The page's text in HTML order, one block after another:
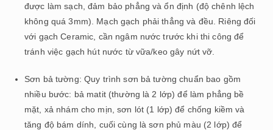
được làm sạch, đảm bảo phẳng và ổn định (độ chênh lệch
không quá 3mm). Mạch gạch phải thẳng và đều. Riêng đối
với gạch Ceramic, cần ngâm nước trước khi thi công để
tránh việc gạch hút nước từ vữa/keo gây nứt vỡ.
Sơn bả tường: Quy trình sơn bả tường chuẩn bao gồm
nhiều bước: bả matit (thường là 2 lớp) để làm phẳng bề
mặt, xả nhám cho mịn, sơn lót (1 lớp) để chống kiềm và
tăng độ bám dính, cuối cùng là sơn phủ màu (2 lớp) để